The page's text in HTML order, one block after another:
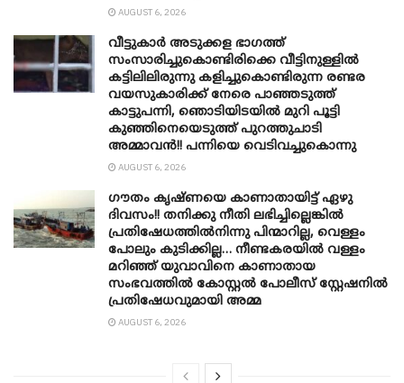
AUGUST 6, 2026
വീട്ടുകാർ അ‌ടുക്കള ഭാ​ഗത്ത്
സംസാരിച്ചുകൊണ്ടിരിക്കെ വീട്ടിനുള്ളിൽ
കട്ടിലിലിരുന്നു കളിച്ചുകൊണ്ടിരുന്ന രണ്ടര
വയസുകാരിക്ക് നേരെ പാഞ്ഞടുത്ത്
കാട്ടുപന്നി, ‍ഞൊടിയി‌ടയിൽ മുറി പൂട്ടി
കുഞ്ഞിനെയെടുത്ത് പുറത്തുചാടി
അമ്മാവൻ!! പന്നിയെ വെടിവച്ചുകൊന്നു
AUGUST 6, 2026
ഗൗതം കൃഷ്ണയെ കാണാതായിട്ട് ഏഴു
ദിവസം!! തനിക്കു നീതി ലഭിച്ചില്ലെങ്കിൽ
പ്രതിഷേധത്തിൽനിന്നു പിന്മാറില്ല, വെള്ളം
പോലും കുടിക്കില്ല… നീണ്ടകരയിൽ വള്ളം
മറിഞ്ഞ് യുവാവിനെ കാണാതായ
സംഭവത്തിൽ കോസ്റ്റൽ പോലീസ് സ്റ്റേഷനിൽ
പ്രതിഷേധവുമായി അമ്മ
AUGUST 6, 2026